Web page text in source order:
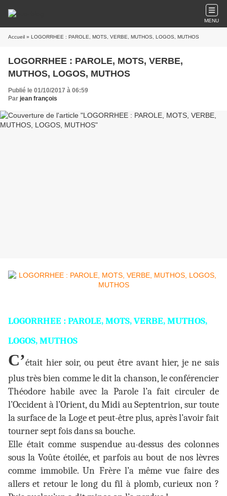
MENU
Accueil » LOGORRHEE : PAROLE, MOTS, VERBE, MUTHOS, LOGOS, MUTHOS
LOGORRHEE : PAROLE, MOTS, VERBE,
MUTHOS, LOGOS, MUTHOS
Publié le 01/10/2017 à 06:59
Par jean françois
LOGORRHEE : PAROLE, MOTS, VERBE, MUTHOS,
LOGOS, MUTHOS
C’était hier soir, ou peut être avant hier, je ne sais
plus très bien comme le dit la chanson, le conférencier
Théodore habile avec la Parole l’a fait circuler de
l’Occident à l’Orient, du Midi au Septentrion, sur toute
la surface de la Loge et peut-être plus, après l’avoir fait
tourner sept fois dans sa bouche.
Elle était comme suspendue au-dessus des colonnes
sous la Voûte étoilée, et parfois au bout de nos lèvres
comme immobile. Un Frère l’a même vue faire des
allers et retour le long du fil à plomb, curieux non ?